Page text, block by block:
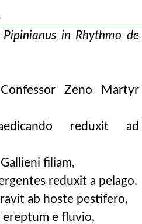
Pipinianus in Rhythmo de
Zeno Martyr
reduxit ad
filiam,
reduxit a pelago.
ab hoste pestifero,
e fluvio,